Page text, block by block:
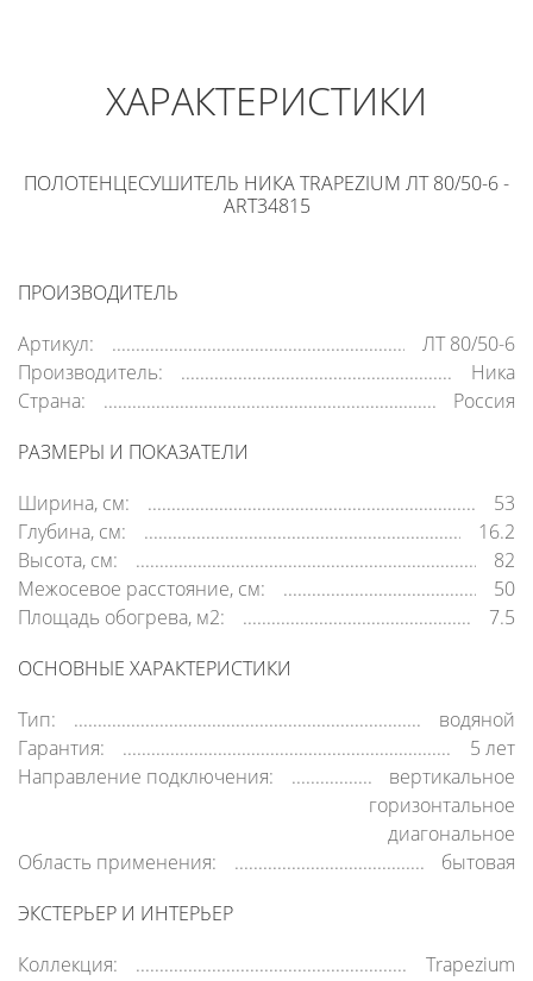
ХАРАКТЕРИСТИКИ
ПОЛОТЕНЦЕСУШИТЕЛЬ НИКА TRAPEZIUM ЛТ 80/50-6 -
ART34815
ПРОИЗВОДИТЕЛЬ
Артикул:
ЛТ 80/50-6
Производитель:
Ника
Страна:
Россия
РАЗМЕРЫ И ПОКАЗАТЕЛИ
Ширина, см:
53
Глубина, см:
16.2
Высота, см:
82
Межосевое расстояние, см:
50
Площадь обогрева, м2:
7.5
ОСНОВНЫЕ ХАРАКТЕРИСТИКИ
Тип:
водяной
Гарантия:
5 лет
Направление подключения:
вертикальное
горизонтальное
диагональное
Область применения:
бытовая
ЭКСТЕРЬЕР И ИНТЕРЬЕР
Коллекция:
Trapezium